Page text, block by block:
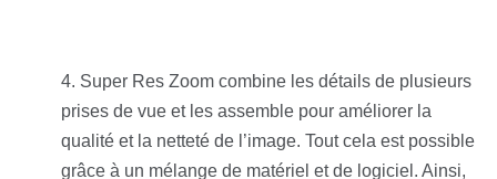
Super Res Zoom combine les détails de plusieurs
prises de vue et les assemble pour améliorer la
qualité et la netteté de l’image. Tout cela est possible
grâce à un mélange de matériel et de logiciel. Ainsi,